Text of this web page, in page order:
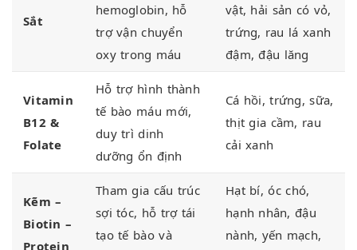
Sắt
hemoglobin, hỗ
trợ vận chuyển
oxy trong máu
vật, hải sản có vỏ,
trứng, rau lá xanh
đậm, đậu lăng
Vitamin
B12 &
Folate
Hỗ trợ hình thành
tế bào máu mới,
duy trì dinh
dưỡng ổn định
Cá hồi, trứng, sữa,
thịt gia cầm, rau
cải xanh
Kẽm –
Biotin –
Protein
Tham gia cấu trúc
sợi tóc, hỗ trợ tái
tạo tế bào và
Hạt bí, óc chó,
hạnh nhân, đậu
nành, yến mạch,